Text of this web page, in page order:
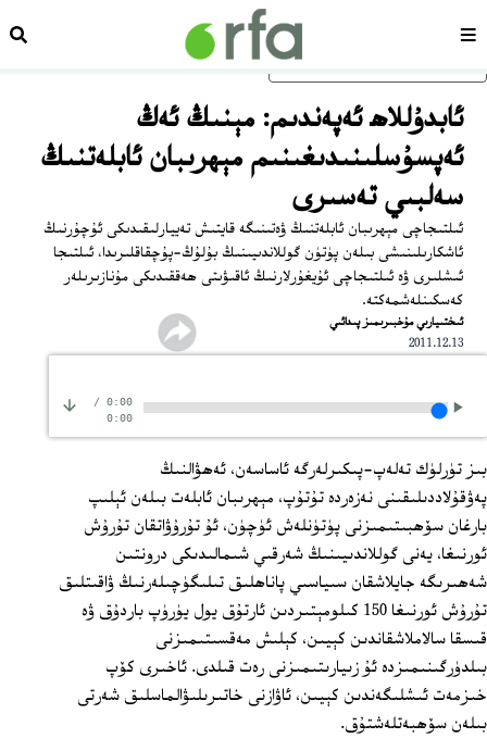
ئاساسلىق مەزمۇنغا ئاتلاڭسەھىپە
ئابدۇللاھ ئەپەندىم: مېنىڭ ئەڭ
ئەپسۇسلىنىدىغىنىم مېھرىبان ئابلەتنىڭ
سەلبىي تەسىرى
ئىلتىجاچى مېھرىبان ئابلەتنىڭ ۋەتىنىگە قايتىش تەييارلىقىدىكى ئۇچۇرنىڭ
ئاشكارىلىنىشى بىلەن پۈتۈن گوللاندىيىنىڭ بۇلۇڭ-پۇچقاقلىرىدا، ئىلتىجا
ئىشلىرى ۋە ئىلتىجاچى ئۇيغۇرلارنىڭ ئاقىۋىتى ھەققىدىكى مۇنازىرىلەر
كەسكىنلەشمەكتە.
ئىختىيارىي مۇخبىرىمىز پىدائىي
2011.12.13
0:00
/
0:00
بىز تۈرلۈك تەلەپ-پىكىرلەرگە ئاساسەن، ئەھۋالنىڭ
پەۋقۇلاددىلىقىنى نەزەردە تۇتۇپ، مېھرىبان ئابلەت بىلەن ئېلىپ
بارغان سۆھبىتىمىزنى پۈتۈنلەش ئۈچۈن، ئۇ تۇرۇۋاتقان تۇرۇش
ئورنىغا، يەنى گوللاندىيىنىڭ شەرقىي شىمالىدىكى درونتىن
شەھىرىگە جايلاشقان سىياسىي پاناھلىق تىلىگۈچىلەرنىڭ ۋاقىتلىق
تۇرۇش ئورنىغا 150 كىلومېتىردىن ئارتۇق يول يۈرۈپ باردۇق ۋە
قىسقا سالاملاشقاندىن كېيىن، كېلىش مەقسىتىمىزنى
بىلدۈرگىنىمىزدە ئۇ زىيارىتىمىزنى رەت قىلدى. ئاخىرى كۆپ
خىزمەت ئىشلىگەندىن كېيىن، ئاۋازنى خاتىرىلىۋالماسلىق شەرتى
بىلەن سۆھبەتلەشتۇق.